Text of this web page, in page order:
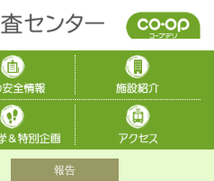
報告